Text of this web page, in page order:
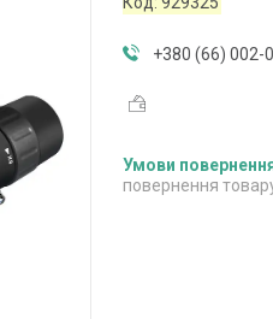
+380 (66) 002-
повернення